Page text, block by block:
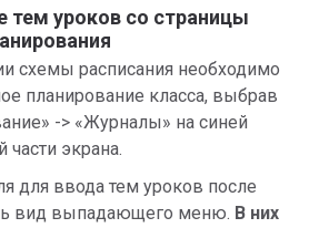
тем уроков со страницы
схемы расписания необходимо
планирование класса, выбрав
-> «Журналы» на синей
части экрана.
для ввода тем уроков после
вид выпадающего меню. В них